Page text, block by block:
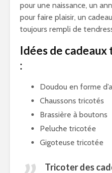
pour une naissance, un
pour faire plaisir, un
toujours rempli de
Idées de
:
Doudou en forme
Chaussons tricotés
Brassière à boutons
Peluche tricotée
Gigoteuse tricotée
Tricoter des